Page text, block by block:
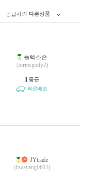
공급사의 다른상품
플렉스존
(tormsgody2)
1 등급
빠른배송
JYtrade
(hwayang0613)